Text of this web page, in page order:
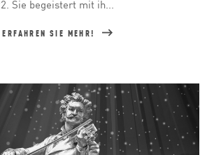
Sie begeistert mit ih...
ERFAHREN SIE MEHR!